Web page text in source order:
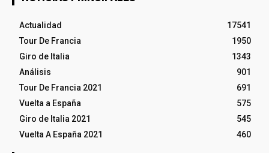
Actualidad
17541
Tour De Francia
1950
Giro de Italia
1343
Análisis
901
Tour De Francia 2021
691
Vuelta a España
575
Giro de Italia 2021
545
Vuelta A España 2021
460